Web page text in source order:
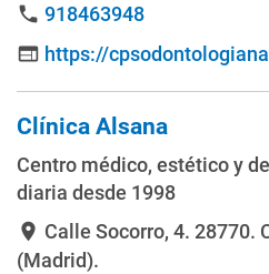
phone 918463948
web https://
Clínica Alsana
Centro médico, estético y
diaria desde 1998
location_on Calle Socorro, 4. 28770.
(Madrid).